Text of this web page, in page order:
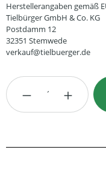
Herstellerangaben gemäß
Tielbürger GmbH & Co. KG
Postdamm 12
32351 Stemwede
verkauf@tielbuerger.de
Produkt